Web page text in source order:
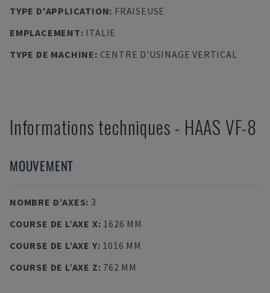
TYPE D'APPLICATION: FRAISEUSE
EMPLACEMENT: ITALIE
TYPE DE MACHINE: CENTRE D'USINAGE VERTICAL
Informations techniques - HAAS VF-8
MOUVEMENT
NOMBRE D’AXES: 3
COURSE DE L’AXE X: 1626 MM
COURSE DE L’AXE Y: 1016 MM
COURSE DE L’AXE Z: 762 MM